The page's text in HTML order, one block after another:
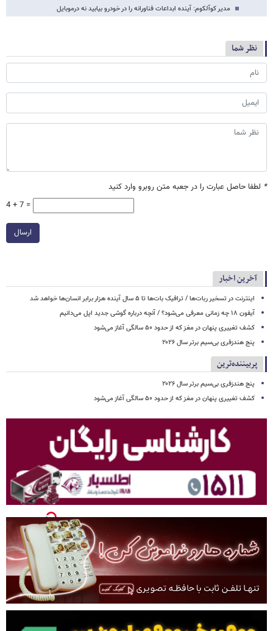
مدیر کوآلکوم: آینده ابداعات فناورانه را در خودرو بیابید نه درموبایل
نظر شما
* لطفا حاصل عبارت را در جعبه متن روبرو وارد کنید
4 + 7 =
ارسال
آخرین اخبار
اینترنت در تسخیر ربات‌ها / ترافیک بات‌ها تا ۵ سال آینده هزار برابر انسان‌ها خواهد شد
آیفون ۱۸ چه زمانی معرفی می‌شود؟ / آنچه درباره گوشی جدید اپل می‌دانیم
کشف تغییری پنهان در مغز که از حدود ۵۰ سالگی آغاز می‌شود
پنج هندزفری بی‌سیم برتر سال ۲۰۲۶
پربیننده‌ترین
پنج هندزفری بی‌سیم برتر سال ۲۰۲۶
کشف تغییری پنهان در مغز که از حدود ۵۰ سالگی آغاز می‌شود